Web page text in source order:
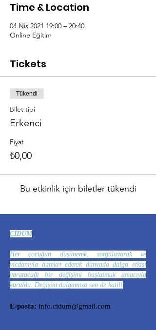
Time & Location
04 Nis 2021 19:00 – 20:40
Online Eğitim
Tickets
Tükendi
Bilet tipi
Erkenci
Fiyat
₺0,00
Bu etkinlik için biletler tükendi
ÇİDÜM
Her çocuğun düşünerek, sorgulayarak ve
vicdanıyla hareket ederek dünyada dalga etkisi
yaratacağı bir değişimi başlatmak amacıyla
kuruldu. Değişim dalgamıza sen de katıl!
E-posta: info.cidum@gmail.com